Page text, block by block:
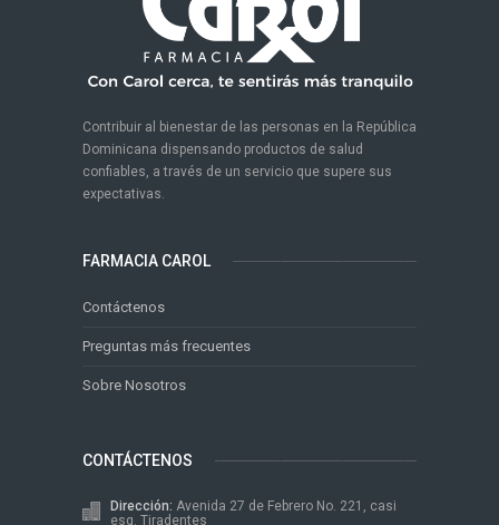
Contribuir al bienestar de las personas en la República
Dominicana dispensando productos de salud
confiables, a través de un servicio que supere sus
expectativas.
FARMACIA CAROL
Contáctenos
Preguntas más frecuentes
Sobre Nosotros
CONTÁCTENOS
Dirección: Avenida 27 de Febrero No. 221, casi
esq. Tiradentes